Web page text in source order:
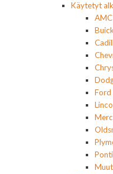
Käytetyt
Ford